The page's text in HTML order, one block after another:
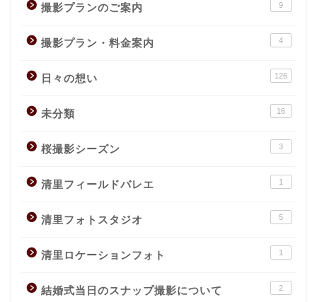
撮影プランのご案内 9
撮影プラン・料金案内 4
日々の想い 126
未分類 16
桜撮影シーズン 3
清里フィールドバレエ 1
清里フォトスタジオ 5
清里ロケーションフォト 1
結婚式当日のスナップ撮影について 2